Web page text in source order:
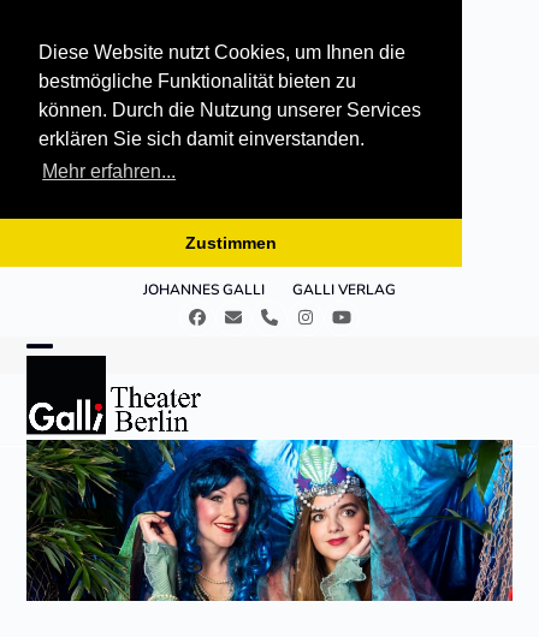
Diese Website nutzt Cookies, um Ihnen die
bestmögliche Funktionalität bieten zu
können. Durch die Nutzung unserer Services
erklären Sie sich damit einverstanden.
Mehr erfahren...
Zustimmen
JOHANNES GALLI GALLI VERLAG
Facebook
E- TelefonInstagramYouTube
mobile
menu
mobile
menu